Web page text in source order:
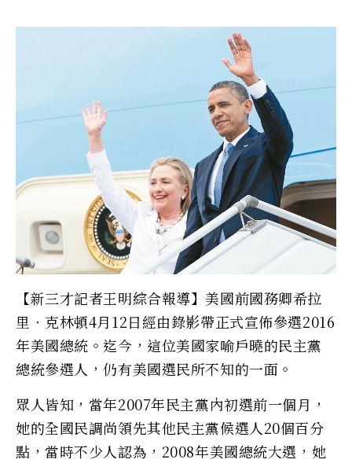
【新三才記者王明綜合報導】美國前國務卿希拉
里‧克林頓4月12日經由錄影帶正式宣佈參選2016
年美國總統。迄今，這位美國家喻戶曉的民主黨
總統參選人，仍有美國選民所不知的一面。
眾人皆知，當年2007年民主黨內初選前一個月，
她的全國民調尚領先其他民主黨候選人20個百分
點，當時不少人認為，2008年美國總統大選，她